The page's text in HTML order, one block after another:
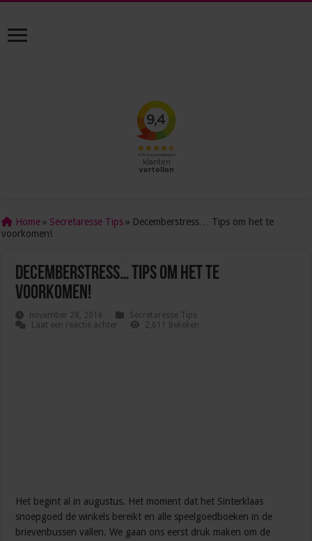
Home » Secretaresse Tips » Decemberstress… Tips om het te
voorkomen!
Decemberstress… Tips om het te
voorkomen!
november 28, 2016
Secretaresse Tips
Laat een reactie achter
2,611 Bekeken
Het begint al in augustus. Het moment dat het Sinterklaas
snoepgoed de winkels bereikt en alle speelgoedboeken in de
brievenbussen vallen. We gaan ons eerst druk maken om de